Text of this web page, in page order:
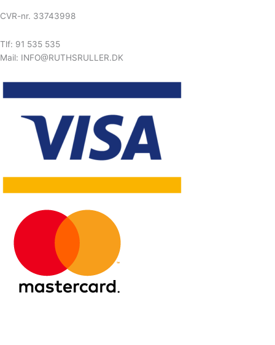
CVR-nr. 33743998
Tlf: 91 535 535
Mail: INFO@RUTHSRULLER.DK